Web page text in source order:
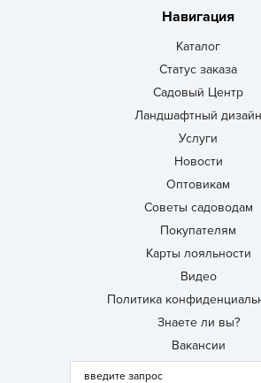
Навигация
Каталог
Статус заказа
Садовый Центр
Ландшафтный дизайн
Услуги
Новости
Оптовикам
Советы садоводам
Покупателям
Карты лояльности
Видео
Политика
Знаете ли вы?
Вакансии